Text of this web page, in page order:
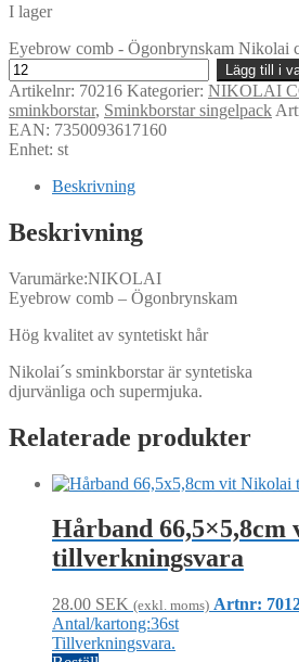
I lager
Eyebrow comb - Ögonbrynskam Nikolai
Lägg till i
Artikelnr: 70216 Kategorier: NIKOLAI
sminkborstar, Sminkborstar singelpack
EAN: 7350093617160
Enhet: st
Beskrivning
Beskrivning
Varumärke:NIKOLAI
Eyebrow comb – Ögonbrynskam
Hög kvalitet av syntetiskt hår
Nikolai´s sminkborstar är syntetiska
djurvänliga och supermjuka.
Relaterade produkter
Hårband
tillverkningsvara
28.00 SEK (exkl. moms) Artnr:
Antal/kartong:36st
Tillverkningsvara.